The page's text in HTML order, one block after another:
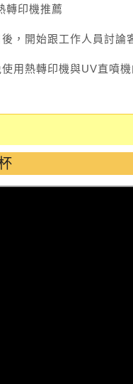
，開始跟工作人員討論
用熱轉印機與UV直噴